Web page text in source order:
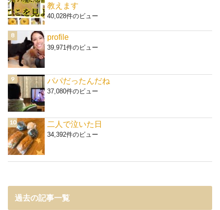
教えます
40,028件のビュー
profile
39,971件のビュー
パパだったんだね
37,080件のビュー
二人で泣いた日
34,392件のビュー
過去の記事一覧